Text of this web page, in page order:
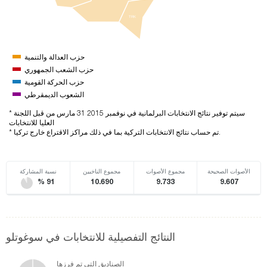
TRK
حزب العدالة والتنمية
حزب الشعب الجمهوري
حزب الحركة القومية
الشعوب الديمقرطي
* سيتم توفير نتائج الانتخابات البرلمانية في نوفمبر 2015 31 مارس من قبل اللجنة
العليا للانتخابات
* تم حساب نتائج الانتخابات التركية بما في ذلك مراكز الاقتراع خارج تركيا.
نسبة المشاركة
% 91
مجموع الناخبين
10.690
مجموع الأصوات
9.733
الأصوات الصحيحة
9.607
النتائج التفصيلية للانتخابات في سوغوتلو
الصناديق التي تم فرزها